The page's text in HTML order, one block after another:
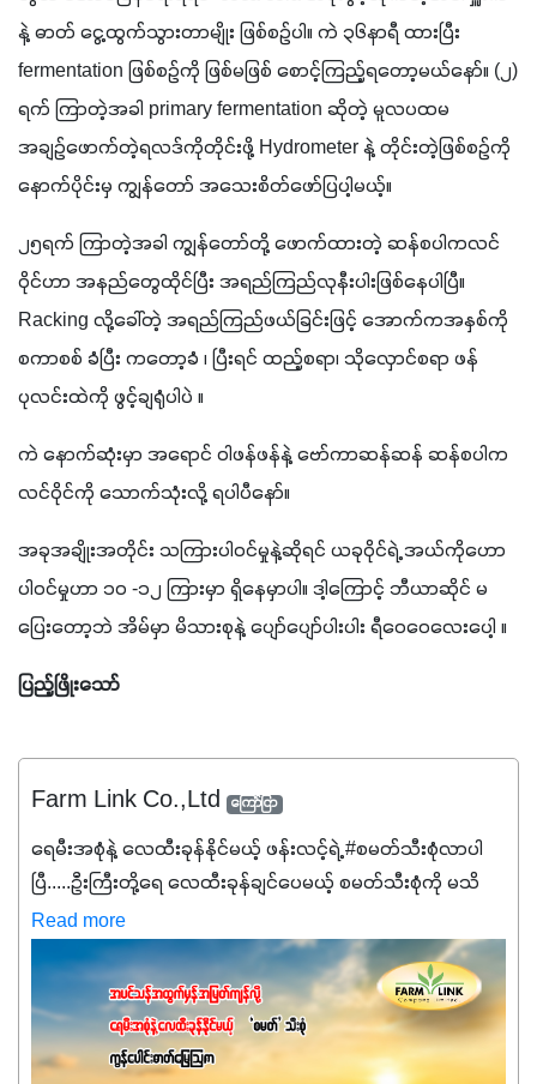
နဲ့ ဓာတ် ငွေ့ထွက်သွားတာမျိုး ဖြစ်စဉ်ပါ။ ကဲ ၃၆နာရီ ထားပြီး
fermentation ဖြစ်စဉ်ကို ဖြစ်မဖြစ် စောင့်ကြည့်ရတော့မယ်နော်။ (၂)
ရက် ကြာတဲ့အခါ primary fermentation ဆိုတဲ့ မူလပထမ
အချဉ်ဖောက်တဲ့ရလဒ်ကိုတိုင်းဖို့ Hydrometer နဲ့ တိုင်းတဲ့ဖြစ်စဉ်ကို
နောက်ပိုင်းမှ ကျွန်တော် အသေးစိတ်ဖော်ပြပါ့မယ့်။
၂၅ရက် ကြာတဲ့အခါ ကျွန်တော်တို့ ဖောက်ထားတဲ့ ဆန်စပါကလင်
ဝိုင်ဟာ အနည်တွေထိုင်ပြီး အရည်ကြည်လုနီးပါးဖြစ်နေပါပြီ။
Racking လို့ခေါ်တဲ့ အရည်ကြည်ဖယ်ခြင်းဖြင့် အောက်ကအနှစ်ကို
စကာစစ် ခံပြီး ကတော့ခံ ၊ ပြီးရင် ထည့်စရာ၊ သိုလှောင်စရာ ဖန်
ပုလင်းထဲကို ဖွင့်ချရုံပါပဲ ။
ကဲ နောက်ဆုံးမှာ အရောင် ဝါဖန်ဖန်နဲ့ ဗော်ကာဆန်ဆန် ဆန်စပါက
လင်ဝိုင်ကို သောက်သုံးလို့ ရပါပီနော်။
အခုအချိုးအတိုင်း သကြားပါဝင်မှုနဲ့ဆိုရင် ယခုဝိုင်ရဲ့ အယ်ကိုဟော
ပါဝင်မှုဟာ ၁၀ -၁၂ ကြားမှာ ရှိနေမှာပါ။ ဒါ့ကြောင့် ဘီယာဆိုင် မ
ပြေးတော့ဘဲ အိမ်မှာ မိသားစုနဲ့ ပျော်ပျော်ပါးပါး ရီဝေဝေလေးပေါ့ ။
ပြည့်ဖြိုးသော်
Farm Link Co.,Ltd ကြော်ငြာ
ရေမီးအစုံနဲ့ လေထီးခုန်နိုင်မယ့် ဖန်းလင့်ရဲ့ #စမတ်သီးစုံလာပါ
ပြီ.....ဦးကြီးတို့ရေ ‌လေထီးခုန်ချင်ပေမယ့် စမတ်သီးစုံကို မသိ
သေးရင်တော့ ဒီစာလေးကို ဆက်ဖတ်‌ပေးပါ #စမတ်သီးစုံဆိုတာ
အပင်တိုင်းအတွက် အဓိကအာဟာရNPK (19:7:8)နဲ့ #ဟူးမစ်
အက်စစ်တို့ အချိုးကျ ပေါင်းစပ်ထားတဲ့ ကွန်ပေါင်း
ဓာတ်မြေဩဇာဖြစ်ပါတယ်။ အဓိကအကျိုးကျေးဇူးတွေအနေနဲ့
ကတော့ နိုက်ထရိုဂျင် 19%ပါဝင်တဲ့အတွက် ကလိုရိုဖီးလ်ဖွဲ့စည်း
Read more